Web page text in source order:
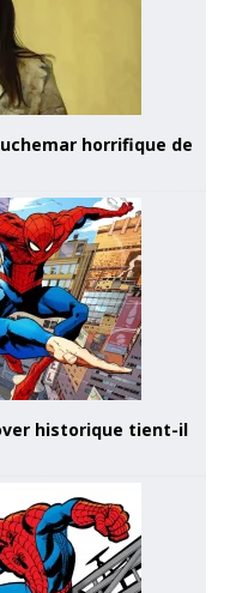
horrifique de
historique tient-il